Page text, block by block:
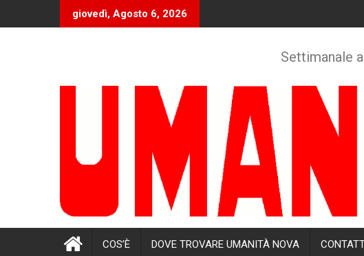
giovedì, Agosto 6, 2026
Settimanale
COS’È DOVE TROVARE UMANITÀ NOVA